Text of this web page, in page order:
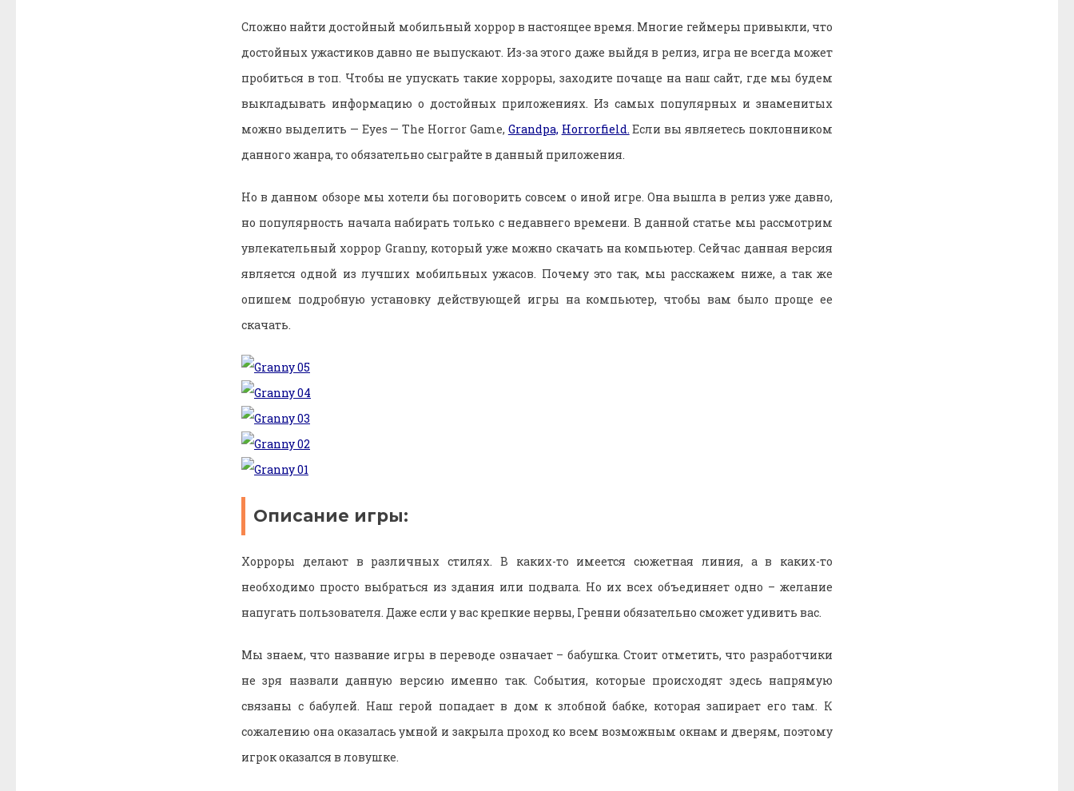
Сложно найти достойный мобильный хоррор в настоящее время. Многие геймеры привыкли, что
достойных ужастиков давно не выпускают. Из-за этого даже выйдя в релиз, игра не всегда может
пробиться в топ. Чтобы не упускать такие хорроры, заходите почаще на наш сайт, где мы будем
выкладывать информацию о достойных приложениях. Из самых популярных и знаменитых
можно выделить — Eyes — The Horror Game, Grandpa, Horrorfield. Если вы являетесь поклонником
данного жанра, то обязательно сыграйте в данный приложения.
Но в данном обзоре мы хотели бы поговорить совсем о иной игре. Она вышла в релиз уже давно,
но популярность начала набирать только с недавнего времени. В данной статье мы рассмотрим
увлекательный хоррор Granny, который уже можно скачать на компьютер. Сейчас данная версия
является одной из лучших мобильных ужасов. Почему это так, мы расскажем ниже, а так же
опишем подробную установку действующей игры на компьютер, чтобы вам было проще ее
скачать.
Описание игры:
Хорроры делают в различных стилях. В каких-то имеется сюжетная линия, а в каких-то
необходимо просто выбраться из здания или подвала. Но их всех объединяет одно – желание
напугать пользователя. Даже если у вас крепкие нервы, Гренни обязательно сможет удивить вас.
Мы знаем, что название игры в переводе означает – бабушка. Стоит отметить, что разработчики
не зря назвали данную версию именно так. События, которые происходят здесь напрямую
связаны с бабулей. Наш герой попадает в дом к злобной бабке, которая запирает его там. К
сожалению она оказалась умной и закрыла проход ко всем возможным окнам и дверям, поэтому
игрок оказался в ловушке.